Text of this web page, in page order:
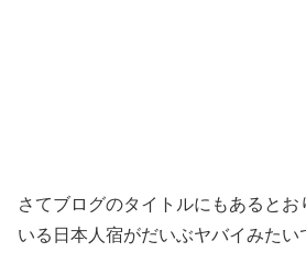
さてブログのタイトルにもあるとお
いる日本人宿がだいぶヤバイみたい